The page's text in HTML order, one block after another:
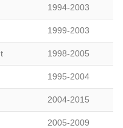
1994-2003
1999-2003
1998-2005
1995-2004
2004-2015
2005-2009